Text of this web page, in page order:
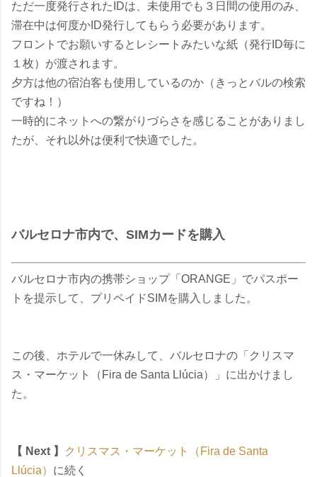
ただ一度発行されたIDは、未使用でも３日間の使用のみ、
滞在中は何度かID発行してもらう必要があります。
フロントでお願いするとレシートみたいな紙（発行ID毎に
１枚）が渡されます。
夕方は他の宿泊客も使用しているのか（きっとバルの検索
ですね！）
一時的にネットへの繋がりづらさを感じることがありまし
たが、それ以外は便利で快適でした。
バルセロナ市内で、SIMカードを購入
バルセロナ市内の携帯ショップ「ORANGE」でパスポー
トを提示して、プリペイドSIMを購入しました。
この後、ホテルで一休みして、バルセロナの「クリスマ
ス・マーケット（Fira de Santa Llúcia）」に出かけまし
た。
【 Next 】
クリスマス・マーケット（Fira de Santa
Llúcia） に続く